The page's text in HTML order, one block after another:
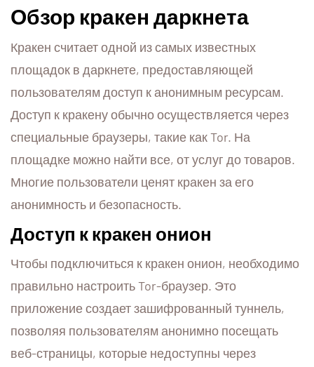
Обзор кракен даркнета
Кракен считает одной из самых известных
площадок в даркнете, предоставляющей
пользователям доступ к анонимным ресурсам.
Доступ к кракену обычно осуществляется через
специальные браузеры, такие как Tor. На
площадке можно найти все, от услуг до товаров.
Многие пользователи ценят кракен за его
анонимность и безопасность.
Доступ к кракен онион
Чтобы подключиться к кракен онион, необходимо
правильно настроить Tor-браузер. Это
приложение создает зашифрованный туннель,
позволяя пользователям анонимно посещать
веб-страницы, которые недоступны через